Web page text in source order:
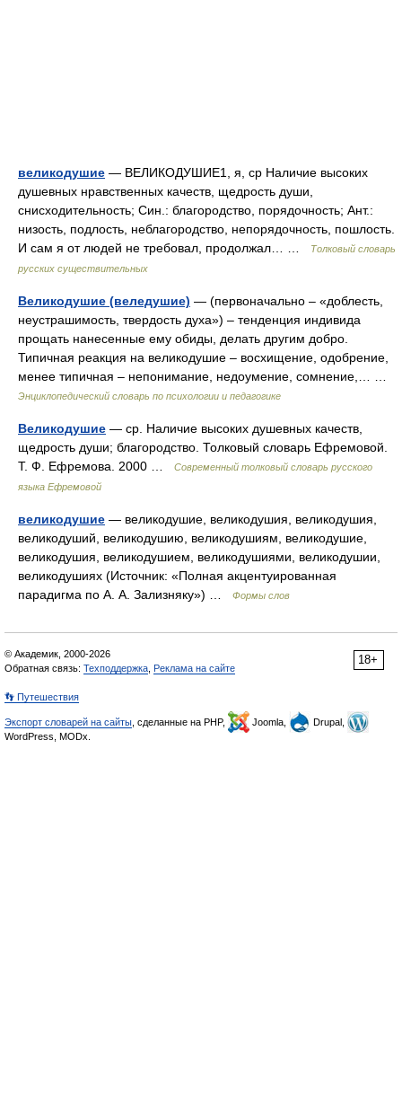
великодушие — ВЕЛИКОДУШИЕ1, я, ср Наличие высоких
душевных нравственных качеств, щедрость души,
снисходительность; Син.: благородство, порядочность; Ант.:
низость, подлость, неблагородство, непорядочность, пошлость.
И сам я от людей не требовал, продолжал… …
Толковый словарь
русских существительных
Великодушие (веледушие) — (первоначально – «доблесть,
неустрашимость, твердость духа») – тенденция индивида
прощать нанесенные ему обиды, делать другим добро.
Типичная реакция на великодушие – восхищение, одобрение,
менее типичная – непонимание, недоумение, сомнение,… …
Энциклопедический словарь по психологии и педагогике
Великодушие — ср. Наличие высоких душевных качеств,
щедрость души; благородство. Толковый словарь Ефремовой.
Т. Ф. Ефремова. 2000 …
Современный толковый словарь русского
языка Ефремовой
великодушие — великодушие, великодушия, великодушия,
великодуший, великодушию, великодушиям, великодушие,
великодушия, великодушием, великодушиями, великодушии,
великодушиях (Источник: «Полная акцентуированная
парадигма по А. А. Зализняку») …
Формы слов
18+
© Академик, 2000-2026
Обратная связь: Техподдержка Реклама на сайте
👣 Путешествия
Экспорт словарей на сайты , сделанные на PHP, Joomla,
Drupal,
WordPress, MODx.